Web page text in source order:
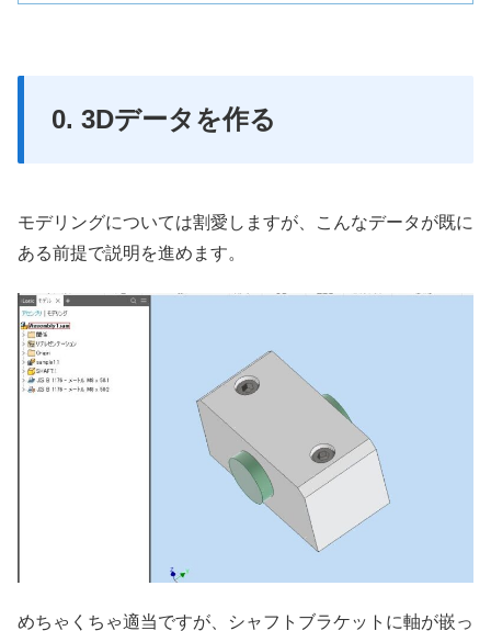
0. 3Dデータを作る
モデリングについては割愛しますが、こんなデータが既に
ある前提で説明を進めます。
めちゃくちゃ適当ですが、シャフトブラケットに軸が嵌っ